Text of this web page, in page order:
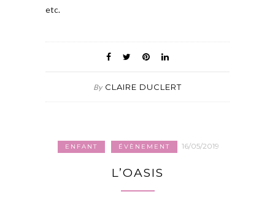
etc.
By CLAIRE DUCLERT
ENFANT ÉVÈNEMENT 16/05/2019
L’OASIS